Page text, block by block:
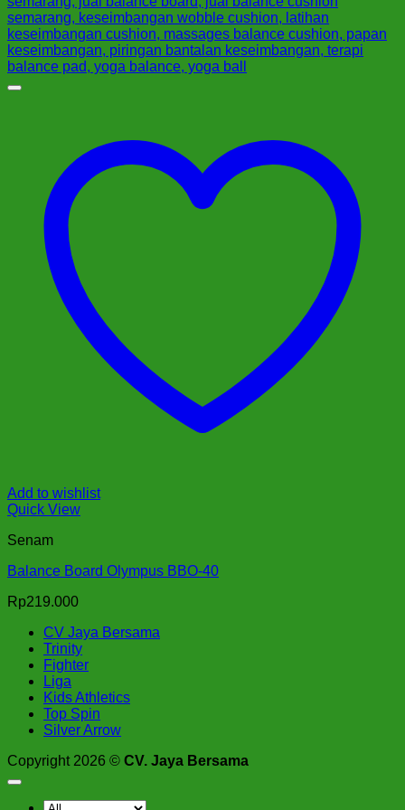
Add to wishlist
Quick View
Senam
Balance Board Olympus BBO-40
Rp219.000
CV Jaya Bersama
Trinity
Fighter
Liga
Kids Athletics
Top Spin
Silver Arrow
Copyright 2026 © CV. Jaya Bersama